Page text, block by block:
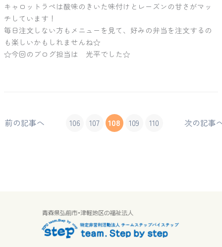
キャロットラペは酸味のきいた味付けとレーズンの甘さがマッ
チしています！
毎日注文しない方もメニューを見て、好みの弁当を注文するの
も楽しいかもしれませんね☆
☆今回のブログ担当は 光平でした☆
前の記事へ 106 107 108 109 110 次の記事